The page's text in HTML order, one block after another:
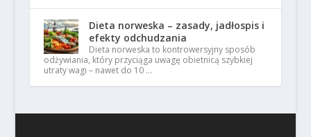
Dieta norweska – zasady, jadłospis i
efekty odchudzania
Dieta norweska to kontrowersyjny sposób
odżywiania, który przyciąga uwagę obietnicą szybkiej
utraty wagi – nawet do 10 …